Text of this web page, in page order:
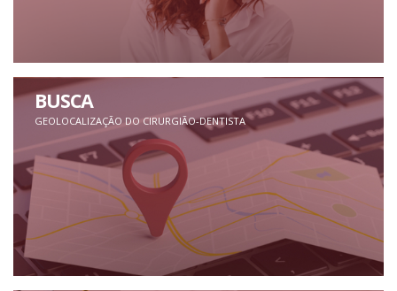
BUSCA
GEOLOCALIZAÇÃO DO CIRURGIÃO-DENTISTA